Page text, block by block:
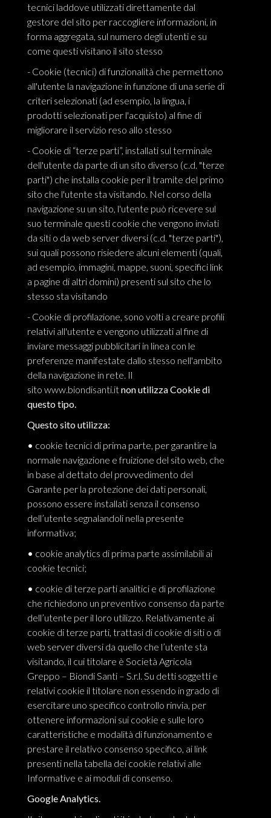
tecnici laddove utilizzati direttamente dal
gestore del sito per raccogliere informazioni, in
forma aggregata, sul numero degli utenti e su
come questi visitano il sito stesso
- Cookie (tecnici) di funzionalità che permettono
all'utente la navigazione in funzione di una serie di
criteri selezionati (ad esempio, la lingua, i
prodotti selezionati per l'acquisto) al fine di
migliorare il servizio reso allo stesso
- Cookie di “terze parti”, installati sul terminale
dell'utente da parte di un sito diverso (c.d. "terze
parti") che installa cookie per il tramite del primo
sito che l'utente sta visitando. Nel corso della
navigazione su un sito, l'utente può ricevere sul
suo terminale questi cookie che vengono inviati
da siti o da web server diversi (c.d. "terze parti"),
sui quali possono risiedere alcuni elementi (quali,
ad esempio, immagini, mappe, suoni, specifici link
a pagine di altri domini) presenti sul sito che lo
stesso sta visitando
- Cookie di profilazione, sono volti a creare profili
relativi all'utente e vengono utilizzati al fine di
inviare messaggi pubblicitari in linea con le
preferenze manifestate dallo stesso nell'ambito
della navigazione in rete. Il
sito www.biondisanti.itnon utilizza Cookie di
questo tipo.
Questo sito utilizza:
• cookie tecnici di prima parte, per garantire la
normale navigazione e fruizione del sito web, che
in base al dettato del provvedimento del
Garante per la protezione dei dati personali,
possono essere installati senza il consenso
dell’utente segnalandoli nella presente
informativa;
• cookie analytics di prima parte assimilabili ai
cookie tecnici;
• cookie di terze parti analitici e di profilazione
che richiedono un preventivo consenso da parte
dell’utente per il loro utilizzo. Relativamente ai
cookie di terze parti, trattasi di cookie di siti o di
web server diversi da quello che l’utente sta
visitando, il cui titolare è Società Agricola
Greppo – Biondi Santi – S.r.l. Su detti soggetti e
relativi cookie il titolare non essendo in grado di
esercitare uno specifico controllo rinvia, per
ottenere informazioni sui cookie e sulle loro
caratteristiche e modalità di funzionamento e
prestare il relativo consenso specifico, ai link
presenti nella tabella dei cookie relativi alle
Informative e ai moduli di consenso.
Google Analytics.